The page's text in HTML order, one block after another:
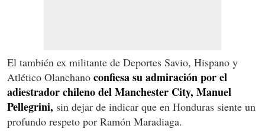
El también ex militante de Deportes Savio, Hispano y
Atlético Olanchano confiesa su admiración por el
adiestrador chileno del Manchester City, Manuel
Pellegrini, sin dejar de indicar que en Honduras siente un
profundo respeto por Ramón Maradiaga.